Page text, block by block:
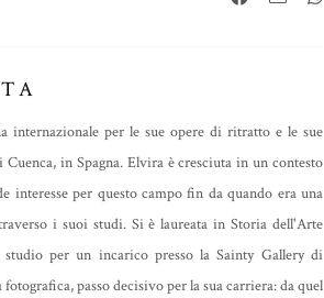
internazionale per le sue opere di ritratto e le sue
in Spagna. Elvira è cresciuta in un contesto
per questo campo fin da quando era una
i suoi studi. Si è laureata in Storia dell'Arte
per un incarico presso la Sainty Gallery di
passo decisivo per la sua carriera: da quel